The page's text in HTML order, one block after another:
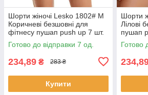
Шорти жіночі Lesko 1802# M
Коричневі безшовні для
фітнесу пушап push up 7 шт.
Готово до відправки 7 од.
234,89 ₴ 283 ₴
Купити
Шорти
Лілові
пушап
Готово